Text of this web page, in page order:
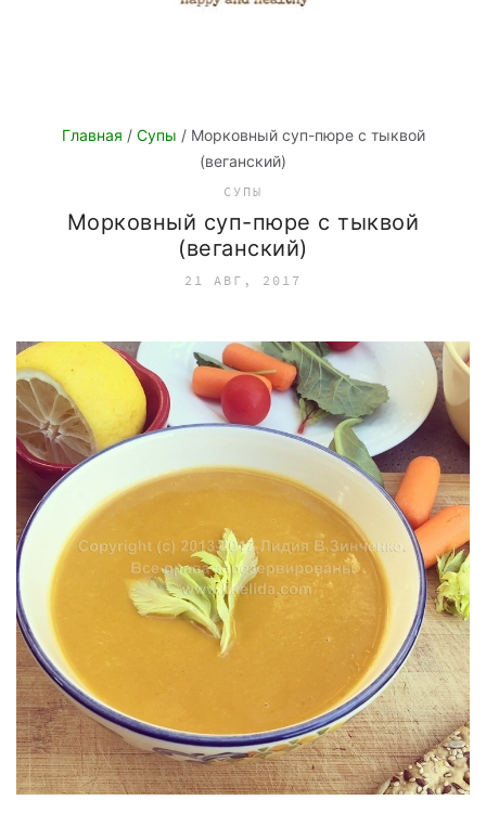
Главная / Супы / Морковный суп-пюре с тыквой
(веганский)
СУПЫ
Морковный суп-пюре с тыквой
(веганский)
21 АВГ, 2017